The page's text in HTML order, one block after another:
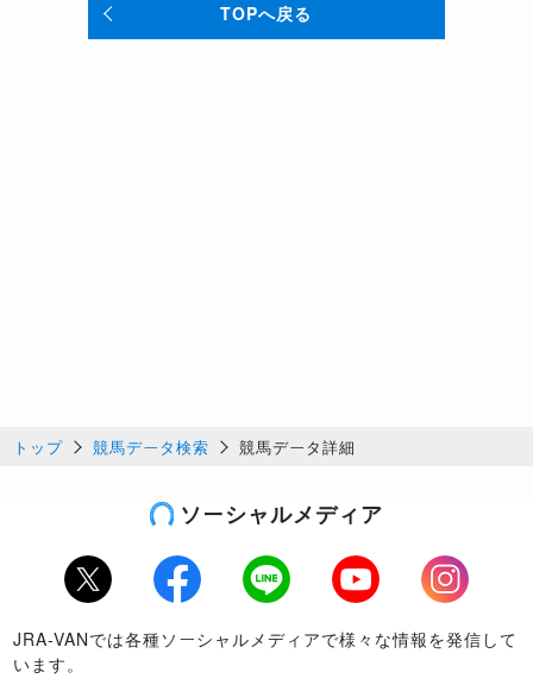
TOPへ戻る
トップ 競馬データ検索 競馬データ詳細
ソーシャルメディア
Twitter Facebook LINE Youtube
Instagram
JRA-VANでは各種ソーシャルメディアで様々な情報を発信して
います。